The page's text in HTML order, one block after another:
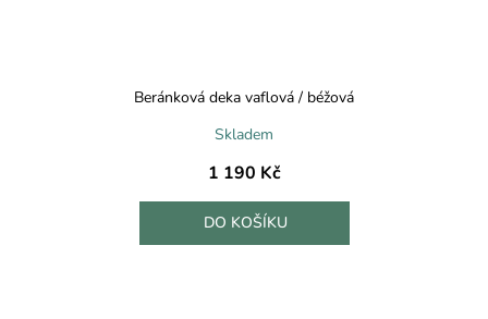
Beránková deka vaflová / béžová
Skladem
1 190 Kč
DO KOŠÍKU